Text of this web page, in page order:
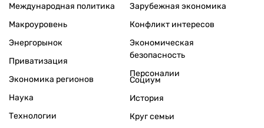
Международная политика
Макроуровень
Энергорынок
Приватизация
Экономика регионов
Зарубежная экономика
Конфликт интересов
Экономическая
безопасность
Персоналии
Наука
Технологии
Социум
История
Круг семьи